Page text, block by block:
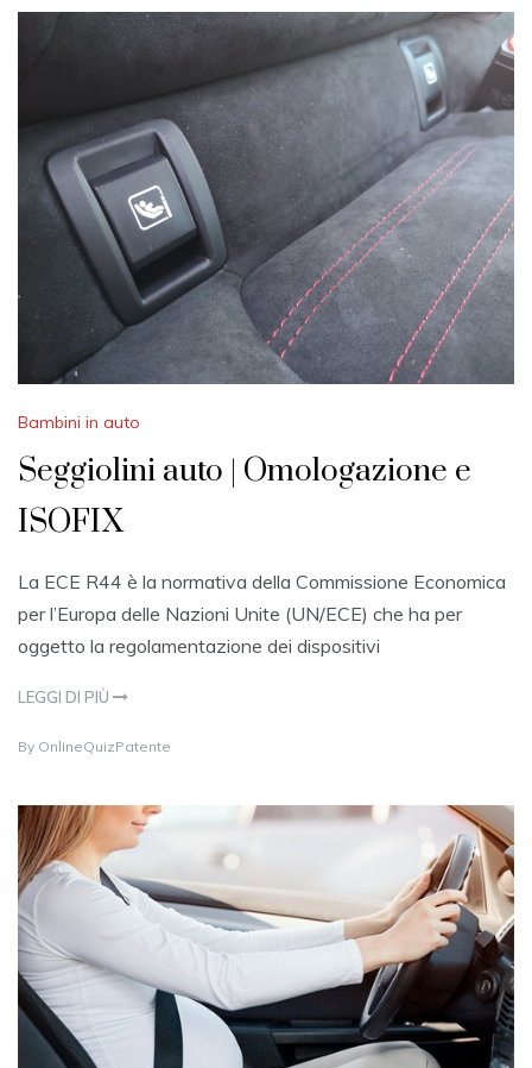
A
Bambini in auto
Seggiolini auto | Omologazione e
ISOFIX
La ECE R44 è la normativa della Commissione Economica
per l’Europa delle Nazioni Unite (UN/ECE) che ha per
oggetto la regolamentazione dei dispositivi
LEGGI DI PIÙ
2
A
Y
2
0
2
1
By OnlineQuizPatente